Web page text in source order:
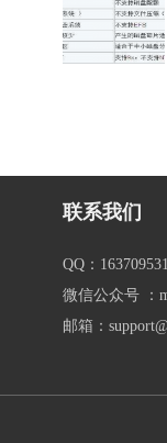
联系我们
QQ：
微信公众号 ：
邮箱：